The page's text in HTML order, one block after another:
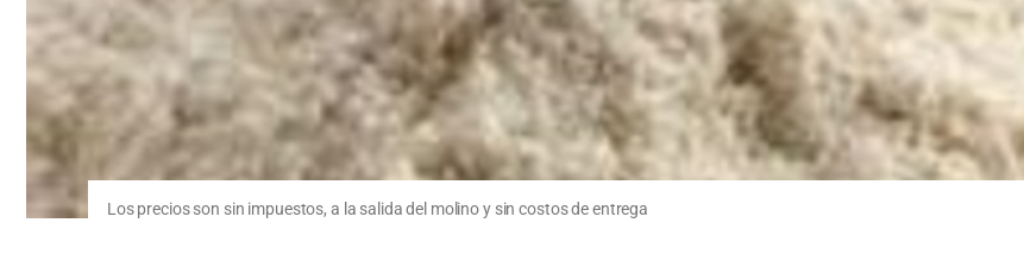
Los precios son sin impuestos, a la salida del molino y sin costos de entrega